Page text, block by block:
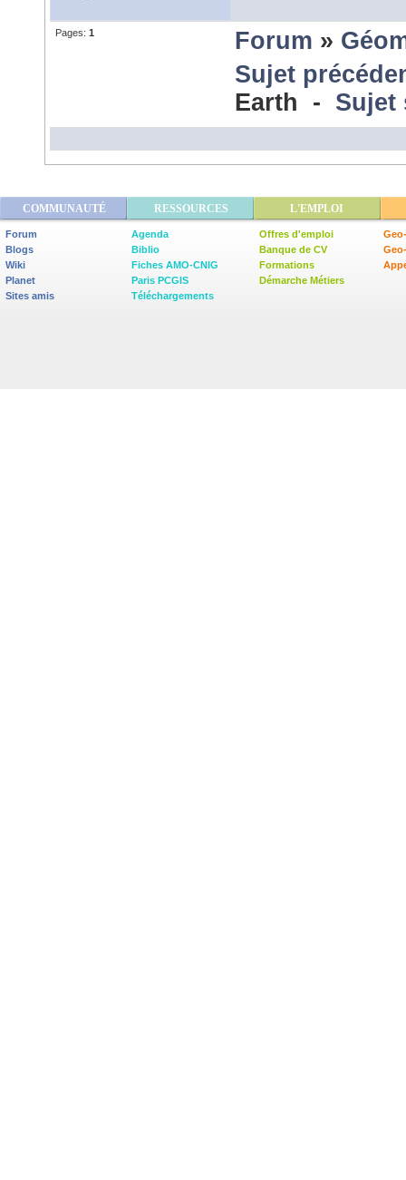
Pages: 1 Forum »
Sujet
Earth - Sujet
COMMUNAUTÉ RESSOURCES L'EMPLOI
Forum
Blogs
Wiki
Planet
Sites amis
Agenda
Biblio
Fiches AMO-CNIG
Paris PCGIS
Téléchargements
Offres d'emploi
Banque de CV
Formations
Démarche Métiers